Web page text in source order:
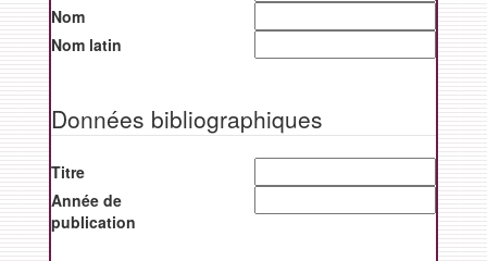
Nom
Nom latin
Données bibliographiques
Titre
Année de
publication